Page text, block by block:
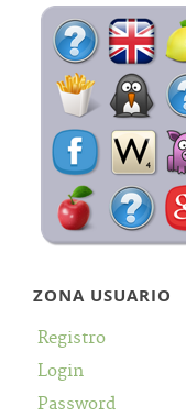
ZONA USUARIO
Registro
Login
Password